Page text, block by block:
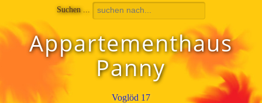
Suchen ...
Appartementhaus
Panny
Voglöd 17